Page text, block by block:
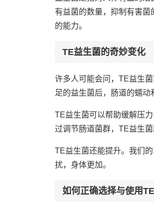
有益菌的数量，抑制有害
的能力。
TE益生菌的奇妙变化
许多人可能会问，TE益生
足的益生菌后，肠道的蠕动
TE益生菌可以帮助缓解压
过调节肠道菌群，TE益生
TE益生菌还能提升。我们
扰，身体更加。
如何正确选择与使用